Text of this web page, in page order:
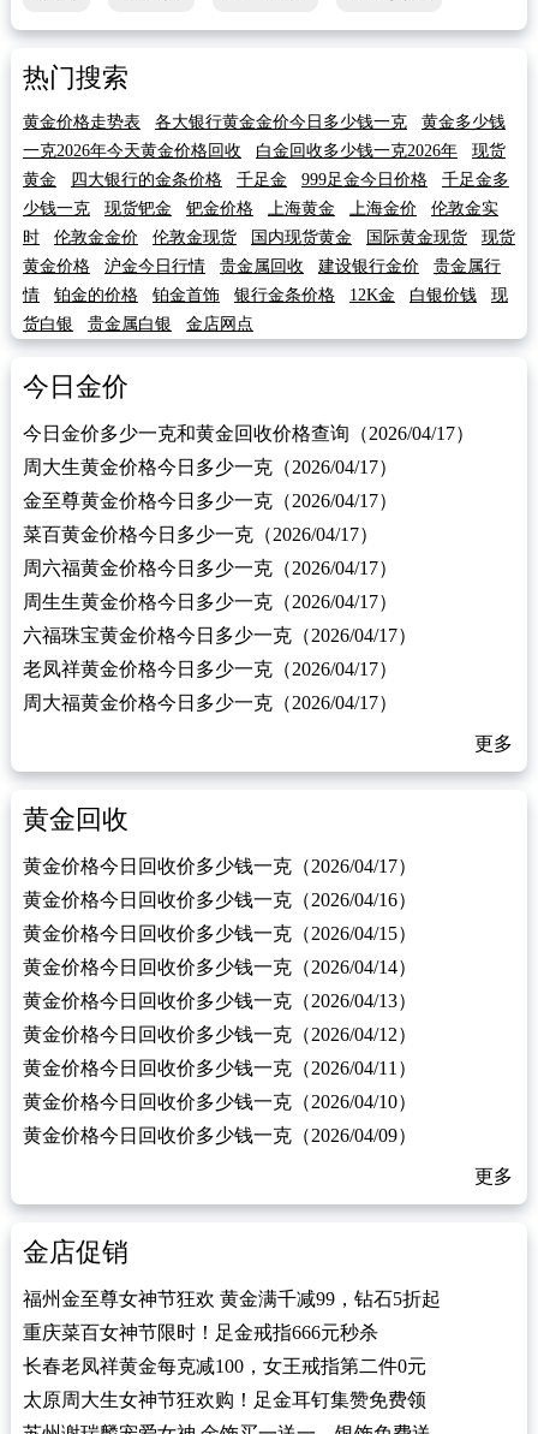
热门搜索
黄金价格走势表 各大银行黄金金价今日多少钱一克
黄金多少钱
一克2026年今天黄金价格回收
白金回收多少钱一克2026年
现货
黄金
四大银行的金条价格 千足金 999足金今日价格
千足金多
少钱一克
现货钯金 钯金价格 上海黄金 上海金价
伦敦金实
时
伦敦金金价 伦敦金现货 国内现货黄金 国际黄金现货
现货
黄金价格
沪金今日行情 贵金属回收 建设银行金价
贵金属行
情
铂金的价格 铂金首饰 银行金条价格 12K金 白银价钱
现
货白银
贵金属白银 金店网点
今日金价
今日金价多少一克和黄金回收价格查询（2026/04/17）
周大生黄金价格今日多少一克（2026/04/17）
金至尊黄金价格今日多少一克（2026/04/17）
菜百黄金价格今日多少一克（2026/04/17）
周六福黄金价格今日多少一克（2026/04/17）
周生生黄金价格今日多少一克（2026/04/17）
六福珠宝黄金价格今日多少一克（2026/04/17）
老凤祥黄金价格今日多少一克（2026/04/17）
周大福黄金价格今日多少一克（2026/04/17）
更多
黄金回收
黄金价格今日回收价多少钱一克（2026/04/17）
黄金价格今日回收价多少钱一克（2026/04/16）
黄金价格今日回收价多少钱一克（2026/04/15）
黄金价格今日回收价多少钱一克（2026/04/14）
黄金价格今日回收价多少钱一克（2026/04/13）
黄金价格今日回收价多少钱一克（2026/04/12）
黄金价格今日回收价多少钱一克（2026/04/11）
黄金价格今日回收价多少钱一克（2026/04/10）
黄金价格今日回收价多少钱一克（2026/04/09）
更多
金店促销
福州金至尊女神节狂欢 黄金满千减99，钻石5折起
重庆菜百女神节限时！足金戒指666元秒杀
长春老凤祥黄金每克减100，女王戒指第二件0元
太原周大生女神节狂欢购！足金耳钉集赞免费领